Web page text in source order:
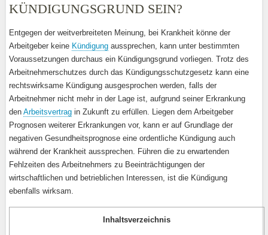
KÜNDIGUNGSGRUND SEIN?
Entgegen der weitverbreiteten Meinung, bei Krankheit könne der
Arbeitgeber keine Kündigung aussprechen, kann unter bestimmten
Voraussetzungen durchaus ein Kündigungsgrund vorliegen. Trotz des
Arbeitnehmerschutzes durch das Kündigungsschutzgesetz kann eine
rechtswirksame Kündigung ausgesprochen werden, falls der
Arbeitnehmer nicht mehr in der Lage ist, aufgrund seiner Erkrankung
den Arbeitsvertrag in Zukunft zu erfüllen. Liegen dem Arbeitgeber
Prognosen weiterer Erkrankungen vor, kann er auf Grundlage der
negativen Gesundheitsprognose eine ordentliche Kündigung auch
während der Krankheit aussprechen. Führen die zu erwartenden
Fehlzeiten des Arbeitnehmers zu Beeinträchtigungen der
wirtschaftlichen und betrieblichen Interessen, ist die Kündigung
ebenfalls wirksam.
Inhaltsverzeichnis